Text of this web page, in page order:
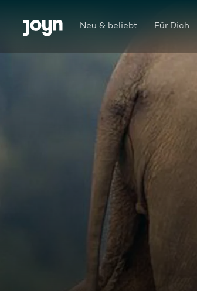
Zum Inhalt springen
Barrierefrei Neu & beliebt Für Dich